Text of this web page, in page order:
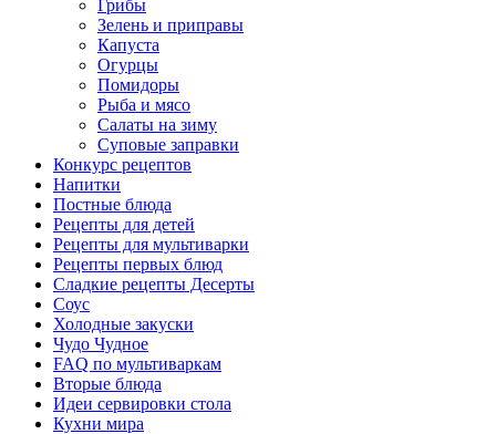
Грибы
Зелень и приправы
Капуста
Огурцы
Помидоры
Рыба и мясо
Салаты на зиму
Суповые заправки
Конкурс рецептов
Напитки
Постные блюда
Рецепты для детей
Рецепты для мультиварки
Рецепты первых блюд
Сладкие рецепты Десерты
Соус
Холодные закуски
Чудо Чудное
FAQ по мультиваркам
Вторые блюда
Идеи сервировки стола
Кухни мира